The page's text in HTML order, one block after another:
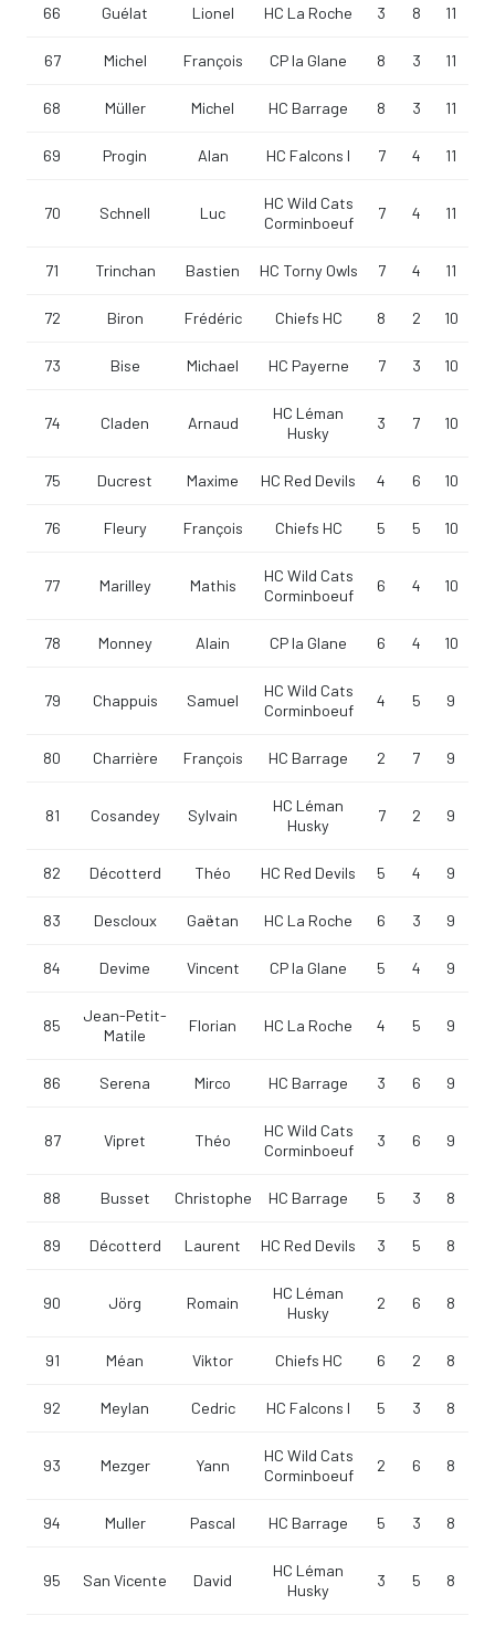
66 Guélat Lionel HC La Roche 3 8 11
67 Michel François CP la Glane 8 3 11
68 Müller Michel HC Barrage 8 3 11
69 Progin Alan HC Falcons I 7 4 11
70 Schnell Luc
HC Wild Cats
Corminboeuf
7 4 11
71 Trinchan Bastien HC Torny Owls 7 4 11
72 Biron Frédéric Chiefs HC 8 2 10
73 Bise Michael HC Payerne 7 3 10
74 Claden Arnaud
HC Léman
Husky
3 7 10
75 Ducrest Maxime HC Red Devils 4 6 10
76 Fleury François Chiefs HC 5 5 10
77 Marilley Mathis
HC Wild Cats
Corminboeuf
6 4 10
78 Monney Alain CP la Glane 6 4 10
79 Chappuis Samuel
HC Wild Cats
Corminboeuf
4 5 9
80 Charrière François HC Barrage 2 7 9
81 Cosandey Sylvain
HC Léman
Husky
7 2 9
82 Décotterd Théo HC Red Devils 5 4 9
83 Descloux Gaëtan HC La Roche 6 3 9
84 Devime Vincent CP la Glane 5 4 9
85
Jean-Petit-
Matile
Florian HC La Roche 4 5 9
86 Serena Mirco HC Barrage 3 6 9
87 Vipret Théo
HC Wild Cats
Corminboeuf
3 6 9
88 Busset Christophe HC Barrage 5 3 8
89 Décotterd Laurent HC Red Devils 3 5 8
90 Jörg Romain
HC Léman
Husky
2 6 8
91 Méan Viktor Chiefs HC 6 2 8
92 Meylan Cedric HC Falcons I 5 3 8
93 Mezger Yann
HC Wild Cats
Corminboeuf
2 6 8
94 Muller Pascal HC Barrage 5 3 8
95 San Vicente David
HC Léman
Husky
3 5 8